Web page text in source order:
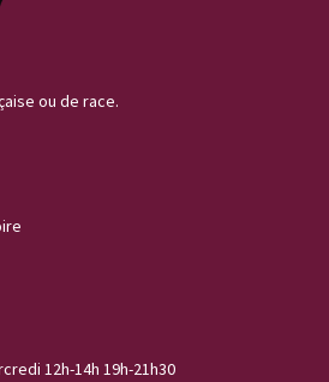
ou de race.
12h-14h 19h-21h30